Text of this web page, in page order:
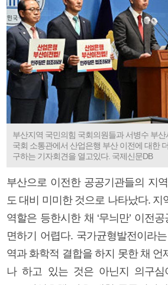
부산지역 국민의힘 국회의원들과 서병수 부
국회 소통관에서 산업은행 부산 이전에 대한
구하는 기자회견을 열고있다. 국제신문DB
부산으로 이전한 공공기관들의 지
도 대비 미미한 것으로 나타났다. 지
역할은 등한시한 채 ‘무늬만’ 이전
면하기 어렵다. 국가균형발전이라
역과 화학적 결합을 하지 못한 채 언
나 하고 있는 것은 아닌지 의구심